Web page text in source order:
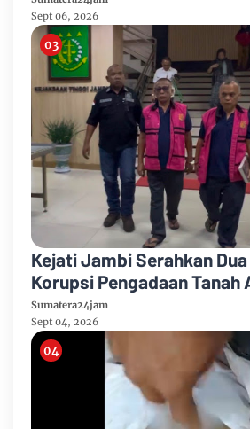
Karhutla
Sept 06, 2026
Kejati Jambi Serahkan
Korupsi Pengadaan Tanah
Pelabuhan Ujung Jabung
Umum
Sumatera24jam
Sept 04, 2026